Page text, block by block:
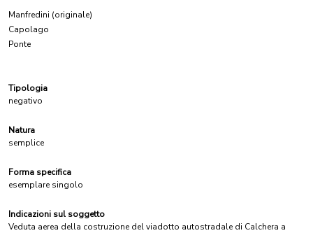
Manfredini (originale)
Capolago
Ponte
Tipologia
negativo
Natura
semplice
Forma specifica
esemplare singolo
Indicazioni sul soggetto
Veduta aerea della costruzione del viadotto autostradale di Calchera a